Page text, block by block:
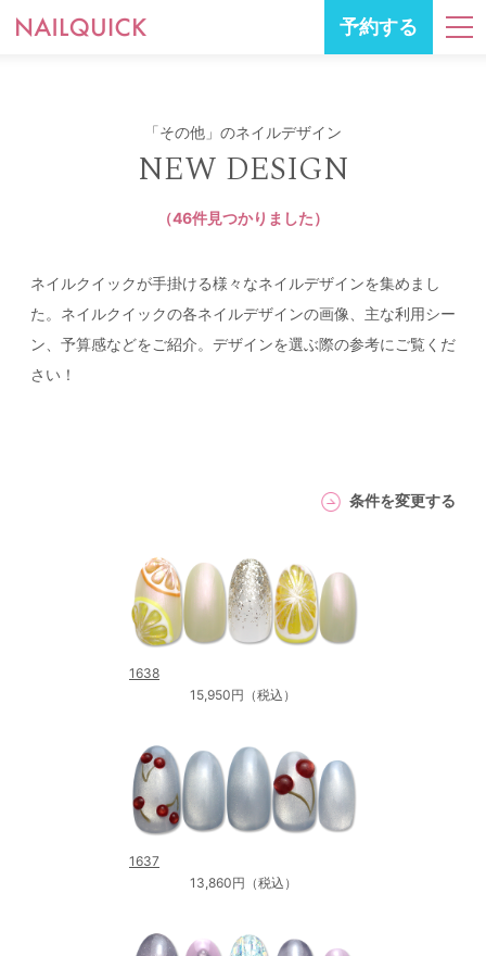
予約する
「その他」のネイルデザイン
NEW DESIGN
（46件見つかりました）
ネイルクイックが手掛ける様々なネイルデザインを集めまし
た。ネイルクイックの各ネイルデザインの画像、主な利用シー
ン、予算感などをご紹介。デザインを選ぶ際の参考にご覧くだ
さい！
条件を変更する
1638
15,950円（税込）
1637
13,860円（税込）